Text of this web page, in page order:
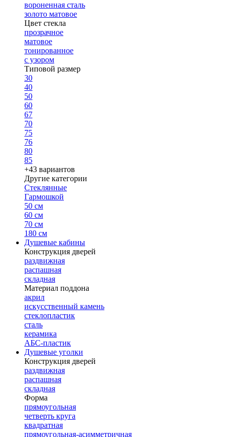
вороненная сталь
золото матовое
Цвет стекла
прозрачное
матовое
тонированное
с узором
Типовой размер
30
40
50
60
67
70
75
76
80
85
+43 вариантов
Другие категории
Стеклянные
Гармошкой
50 см
60 см
70 см
180 см
Душевые кабины
Конструкция дверей
раздвижная
распашная
складная
Материал поддона
акрил
искусственный камень
стеклопластик
сталь
керамика
АБС-пластик
Душевые уголки
Конструкция дверей
раздвижная
распашная
складная
Форма
прямоугольная
четверть круга
квадратная
прямоугольная-асимметричная